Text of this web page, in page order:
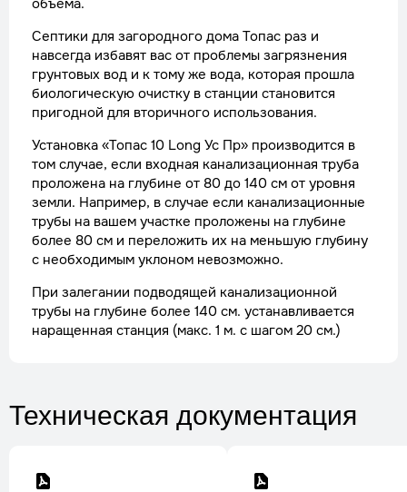
объема.
Септики для загородного дома Топас раз и
навсегда избавят вас от проблемы загрязнения
грунтовых вод и к тому же вода, которая прошла
биологическую очистку в станции становится
пригодной для вторичного использования.
Установка «Топас 10 Long Ус Пр» производится в
том случае, если входная канализационная труба
проложена на глубине от 80 до 140 см от уровня
земли. Например, в случае если канализационные
трубы на вашем участке проложены на глубине
более 80 см и переложить их на меньшую глубину
с необходимым уклоном невозможно.
При залегании подводящей канализационной
трубы на глубине более 140 см. устанавливается
наращенная станция (макс. 1 м. с шагом 20 см.)
Техническая документация